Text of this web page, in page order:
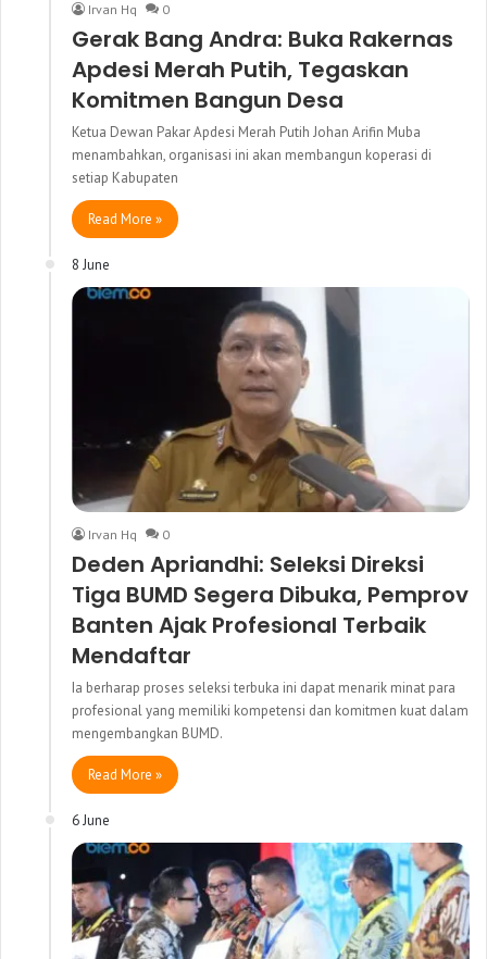
Irvan Hq 0
Gerak Bang Andra: Buka Rakernas
Apdesi Merah Putih, Tegaskan
Komitmen Bangun Desa
Ketua Dewan Pakar Apdesi Merah Putih Johan Arifin Muba
menambahkan, organisasi ini akan membangun koperasi di
setiap Kabupaten
Read More »
8 June
Irvan Hq 0
Deden Apriandhi: Seleksi Direksi
Tiga BUMD Segera Dibuka, Pemprov
Banten Ajak Profesional Terbaik
Mendaftar
Ia berharap proses seleksi terbuka ini dapat menarik minat para
profesional yang memiliki kompetensi dan komitmen kuat dalam
mengembangkan BUMD.
Read More »
6 June